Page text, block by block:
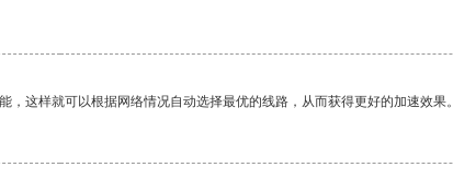
这样就可以根据网络情况自动选择最优的线路，从而获得更好的加速效果。